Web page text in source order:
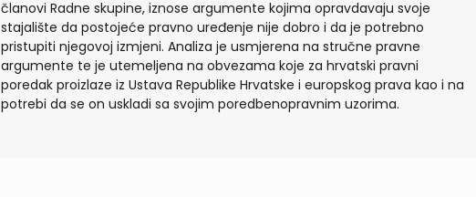
članovi Radne skupine, iznose argumente kojima opravdavaju svoje
stajalište da postojeće pravno uređenje nije dobro i da je potrebno
pristupiti njegovoj izmjeni. Analiza je usmjerena na stručne pravne
argumente te je utemeljena na obvezama koje za hrvatski pravni
poredak proizlaze iz Ustava Republike Hrvatske i europskog prava kao i na
potrebi da se on uskladi sa svojim poredbenopravnim uzorima.